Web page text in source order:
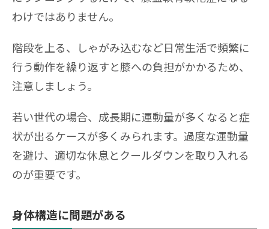
わけではありません。
階段を上る、しゃがみ込むなど日常生活で頻繁に
行う動作を繰り返すと膝への負担がかかるため、
注意しましょう。
若い世代の場合、成長期に運動量が多くなると症
状が出るケースが多くみられます。過度な運動量
を避け、適切な休息とクールダウンを取り入れる
のが重要です。
身体構造に問題がある